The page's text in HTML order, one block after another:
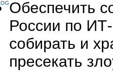
Обеспечить
России по
собирать и
пресекать